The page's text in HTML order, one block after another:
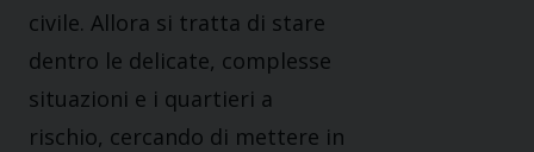
civile. Allora si tratta di stare
dentro le delicate, complesse
situazioni e i quartieri a
rischio, cercando di mettere in